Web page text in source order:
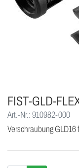
FIST-GLD-
Art.-Nr.: 910982-000
Verschraubung